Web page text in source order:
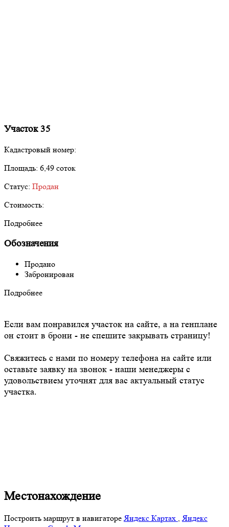
Участок 35
Кадастровый номер:
Площадь: 6,49 соток
Статус: Продан
Стоимость:
Подробнее
Обозначения
Продано
Забронирован
Подробнее
Если вам понравился участок на сайте, а на генплане
он стоит в брони - не спешите закрывать страницу!
Свяжитесь с нами по номеру телефона на сайте или
оставьте заявку на звонок - наши менеджеры с
удовольствием уточнят для вас актуальный статус
участка.
Местонахождение
Построить маршрут в навигатореЯндекс Картах ,Яндекс